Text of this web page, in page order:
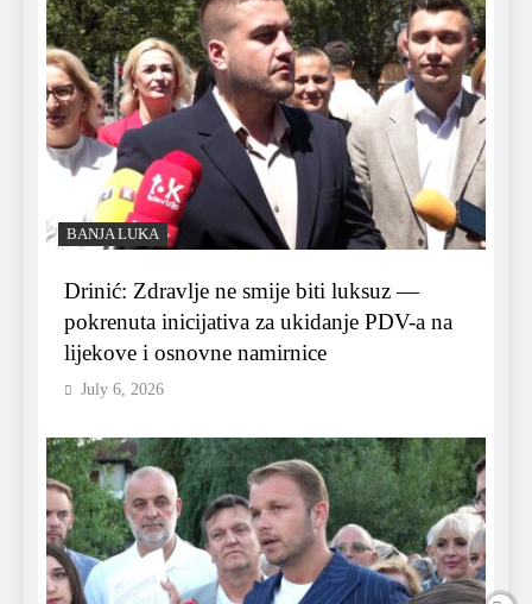
BANJA LUKA
Drinić: Zdravlje ne smije biti luksuz —
pokrenuta inicijativa za ukidanje PDV-a na
lijekove i osnovne namirnice
July 6, 2026